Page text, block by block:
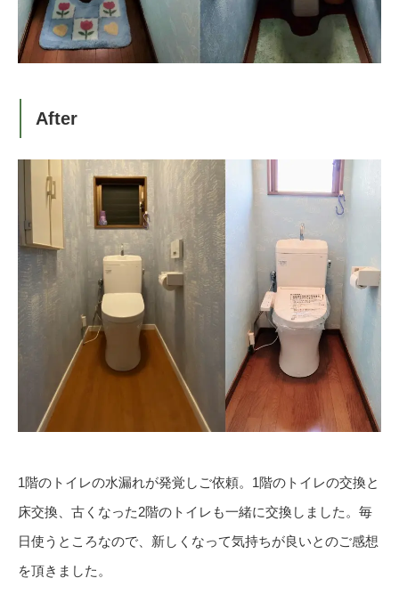
After
1階のトイレの水漏れが発覚しご依頼。1階のトイレの交換と
床交換、古くなった2階のトイレも一緒に交換しました。毎
日使うところなので、新しくなって気持ちが良いとのご感想
を頂きました。